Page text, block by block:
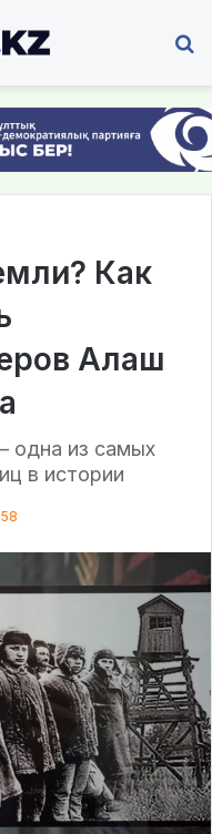
Как
Алаш
одна из самых
в истории